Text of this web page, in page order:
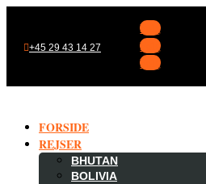
+45 29 43 14 27
Følg
Følg
Følg
FORSIDE
REJSER
BHUTAN
BOLIVIA